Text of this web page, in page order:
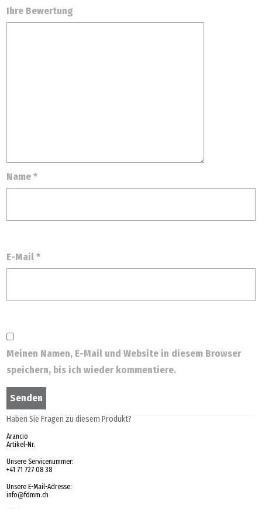
Ihre Bewertung
Name*
E-Mail*
Meinen Namen, E-Mail und Website in diesem Browser
speichern, bis ich wieder kommentiere.
Haben Sie Fragen zu diesem Produkt?
Arancio
Artikel-Nr.
Unsere Servicenummer:
+41 71 727 08 38
Unsere E-Mail-Adresse:
info@fdmm.ch